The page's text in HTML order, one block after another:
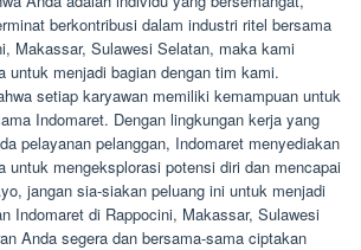
berkontribusi dalam industri ritel bersama
Makassar, Sulawesi Selatan, maka kami
untuk menjadi bagian dengan tim kami.
setiap karyawan memiliki kemampuan untuk
Indomaret. Dengan lingkungan kerja yang
pelayanan pelanggan, Indomaret menyediakan
untuk mengeksplorasi potensi diri dan mencapai
jangan sia-siakan peluang ini untuk menjadi
Indomaret di Rappocini, Makassar, Sulawesi
Anda segera dan bersama-sama ciptakan